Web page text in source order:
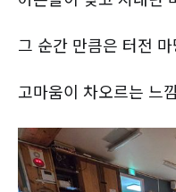
그 순간 만큼은 터전
고마움이 차오르는 느